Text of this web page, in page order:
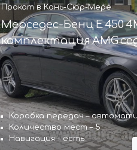
Прокат в Кань-Сюр-Мере
Мерседес-Бенц E 450
комплектация AMG
Коробка передач –
Количество мест – 5
Навигация – есть